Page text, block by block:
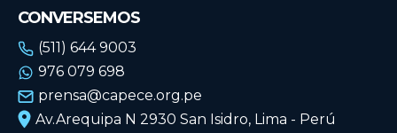
ECUADOR
MÉXICO
URUGUAY
VENEZUELA
ECUADOR
MÉXICO
URUGUAY
VENEZUELA
CONVERSEMOS
(511) 644 9003
976 079 698
prensa@capece.org.pe
Av.Arequipa N 2930 San Isidro, Lima - Perú